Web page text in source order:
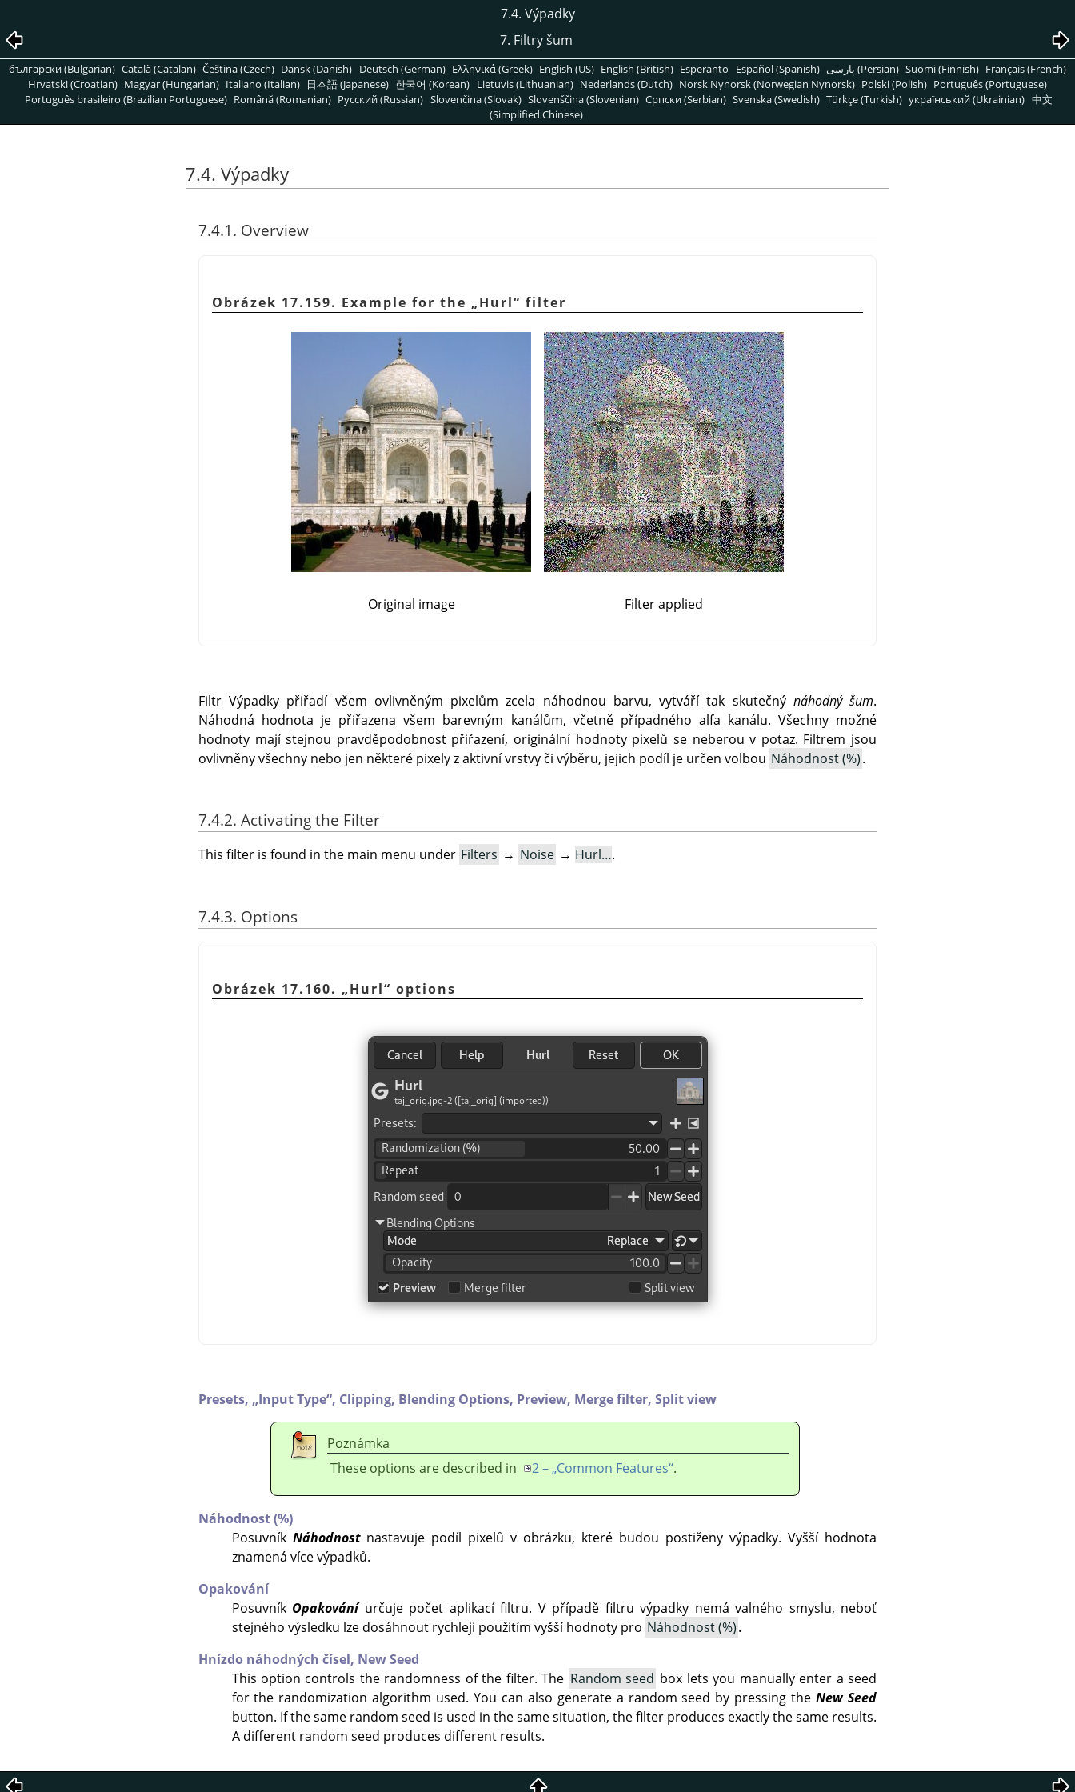
7.4. Výpadky
7. Filtry šum
български (Bulgarian) Català (Catalan) Čeština (Czech) Dansk (Danish) Deutsch (German) Ελληνικά (Greek) English (US) English (British) Esperanto Español (Spanish) پارسی (Persian) Suomi (Finnish) Français (French)
Hrvatski (Croatian) Magyar (Hungarian) Italiano (Italian) 日本語 (Japanese) 한국어 (Korean) Lietuvis (Lithuanian) Nederlands (Dutch) Norsk Nynorsk (Norwegian Nynorsk) Polski (Polish) Português (Portuguese)
Português brasileiro (Brazilian Portuguese) Română (Romanian) Pусский (Russian) Slovenčina (Slovak) Slovenščina (Slovenian) Српски (Serbian) Svenska (Swedish) Türkçe (Turkish) український (Ukrainian) 中文
(Simplified Chinese)
7.4. Výpadky
7.4.1. Overview
Obrázek 17.159. Example for the „Hurl“ filter
Original image Filter applied
Filtr Výpadky přiřadí všem ovlivněným pixelům zcela náhodnou barvu, vytváří tak skutečný náhodný šum.
Náhodná hodnota je přiřazena všem barevným kanálům, včetně případného alfa kanálu. Všechny možné
hodnoty mají stejnou pravděpodobnost přiřazení, originální hodnoty pixelů se neberou v potaz. Filtrem jsou
ovlivněny všechny nebo jen některé pixely z aktivní vrstvy či výběru, jejich podíl je určen volbou Náhodnost (%).
7.4.2. Activating the Filter
This filter is found in the main menu under Filters → Noise → Hurl….
7.4.3. Options
Obrázek 17.160. „Hurl“ options
Presets, „Input Type“, Clipping, Blending Options, Preview, Merge filter, Split view
Poznámka
These options are described in
2 – „Common Features“.
Náhodnost (%)
Posuvník Náhodnostnastavuje podíl pixelů v obrázku, které budou postiženy výpadky. Vyšší hodnota
znamená více výpadků.
Opakování
Posuvník Opakováníurčuje počet aplikací filtru. V případě filtru výpadky nemá valného smyslu, neboť
stejného výsledku lze dosáhnout rychleji použitím vyšší hodnoty pro Náhodnost (%).
Hnízdo náhodných čísel, New Seed
This option controls the randomness of the filter. The Random seed box lets you manually enter a seed
for the randomization algorithm used. You can also generate a random seed by pressing theNew Seed
button. If the same random seed is used in the same situation, the filter produces exactly the same results.
A different random seed produces different results.